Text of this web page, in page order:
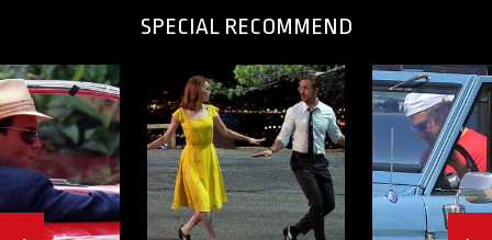
SPECIAL RECOMMEND